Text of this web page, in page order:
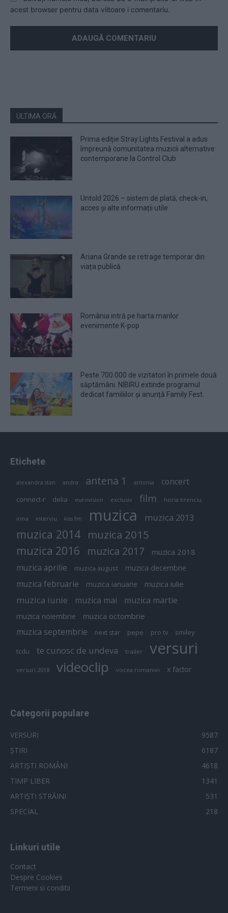
acest browser pentru data viitoare i comentariu.
ULTIMA ORĂ
Prima ediție Stray Lights Festival a adus
împreună comunitatea muzicii alternative
contemporane la Control Club
Untold 2026 – sistem de plată, check-in,
acces și alte informații utile
Ariana Grande se retrage temporar din
viața publică
România intră pe harta marilor
evenimente K-pop
Peste 700.000 de vizitatori în primele două
săptămâni. NIBIRU extinde programul
dedicat familiilor și anunță Family Fest.
Etichete
alexandra stan andra antena 1 antonia concert
connect-r delia eurovision exclusiv film horia brenciu
inna interviu kiss fm muzica muzica 2013
muzica 2014 muzica 2015
muzica 2016 muzica 2017 muzica 2018
muzica aprilie muzica august muzica decembrie
muzica februarie muzica ianuarie muzica iulie
muzica iunie muzica mai muzica martie
muzica noiembrie muzica octombrie
muzica septembrie next star pepe pro tv smiley
tcdu te cunosc de undeva trailer versuri
versuri 2018 videoclip vocea romaniei x factor
Categorii populare
VERSURI
9587
ȘTIRI
6187
ARTIȘTI ROMÂNI
4618
TIMP LIBER
1341
ARTIȘTI STRĂINI
531
SPECIAL
218
Linkuri utile
Contact
Despre Cookies
Termeni si conditii